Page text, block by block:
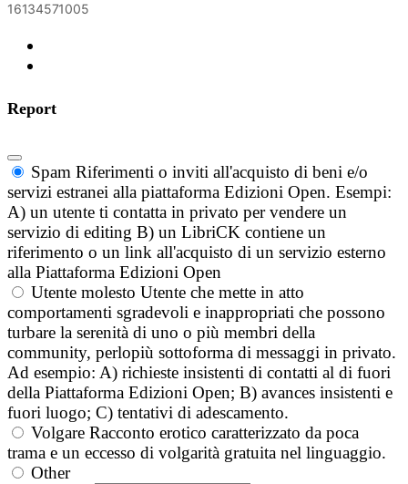
16134571005
Report
Spam Riferimenti o inviti all'acquisto di beni e/o
servizi estranei alla piattaforma Edizioni Open. Esempi:
A) un utente ti contatta in privato per vendere un
servizio di editing B) un LibriCK contiene un
riferimento o un link all'acquisto di un servizio esterno
alla Piattaforma Edizioni Open
Utente molesto Utente che mette in atto
comportamenti sgradevoli e inappropriati che possono
turbare la serenità di uno o più membri della
community, perlopiù sottoforma di messaggi in privato.
Ad esempio: A) richieste insistenti di contatti al di fuori
della Piattaforma Edizioni Open; B) avances insistenti e
fuori luogo; C) tentativi di adescamento.
Volgare Racconto erotico caratterizzato da poca
trama e un eccesso di volgarità gratuita nel linguaggio.
Other